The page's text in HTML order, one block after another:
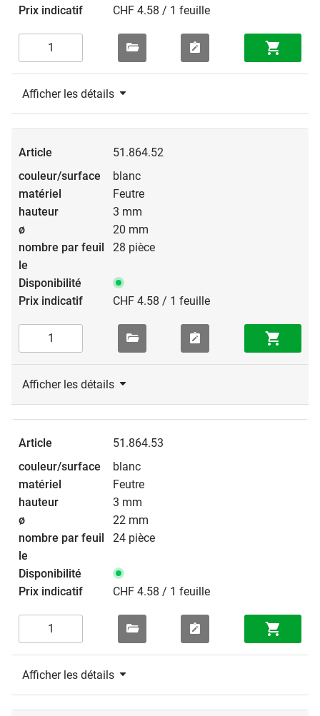
CHF 4.58 / 1 feuille
Afficher les détails
51.864.52
blanc
Feutre
3 mm
20 mm
28 pièce
CHF 4.58 / 1 feuille
Afficher les détails
51.864.53
blanc
Feutre
3 mm
22 mm
24 pièce
CHF 4.58 / 1 feuille
Afficher les détails